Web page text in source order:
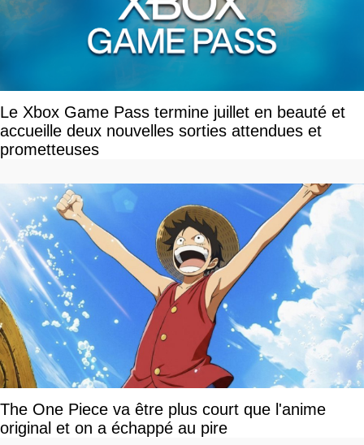
Le Xbox Game Pass termine juillet en beauté et
accueille deux nouvelles sorties attendues et
prometteuses
The One Piece va être plus court que l'anime
original et on a échappé au pire